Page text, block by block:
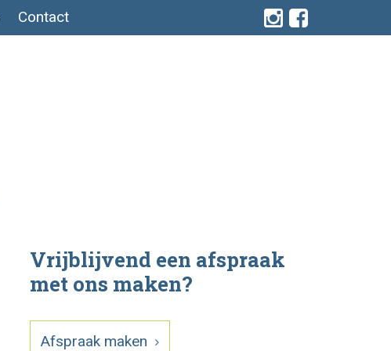
Contact
Vrijblijvend een afspraak
met ons maken?
Afspraak maken